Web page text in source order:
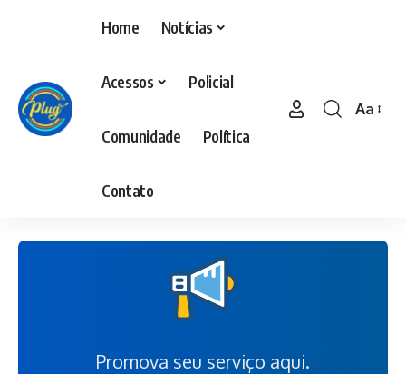
Home Notícias
Acessos Policial
Comunidade Política
Contato
Aa
Promova seu serviço aqui.